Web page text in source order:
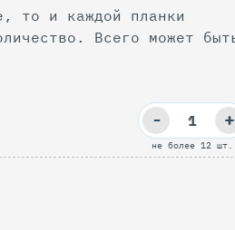
то и каждой планки
может быть
не более 12 шт.
+
-